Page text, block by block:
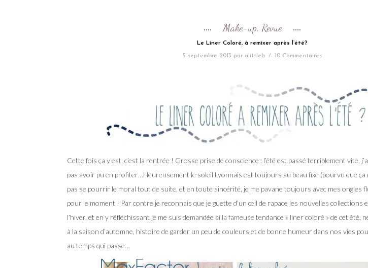
Make-up, Revue
Le Liner Coloré, à remixer après l’été?
5 septembre 2013 par alittleb / 10 Commentaires
Cette fois ça y est, c’est la rentrée ! Grosse prise de conscience : l’été est passé terriblement vite,
pas avoir pu en profiter…Heureusement le soleil Lyonnais est toujours au beau fixe (pourvu que ça
pas se pourrir le moral tout de suite, et en toute sincérité, je me pavane toujours avec mes ongles
pour le moment ! Par contre je reconnais que je guette d’un œil de rapace les nouvelles collections
l’hiver, et en y réfléchissant je me suis demandée si la fameuse tendance « liner coloré » de cet été,
à la saison d’automne, histoire de garder un peu de couleurs et de bonne humeur dans nos vies
au temps qui passe…